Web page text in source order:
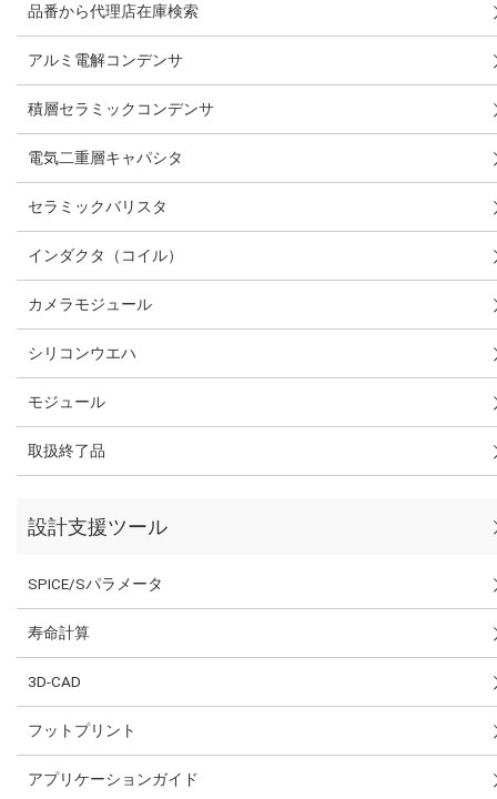
品番から代理店在庫検索
アルミ電解コンデンサ
積層セラミックコンデンサ
電気二重層キャパシタ
セラミックバリスタ
インダクタ（コイル）
カメラモジュール
シリコンウエハ
モジュール
取扱終了品
設計支援ツール
SPICE/Sパラメータ
寿命計算
3D-CAD
フットプリント
アプリケーションガイド